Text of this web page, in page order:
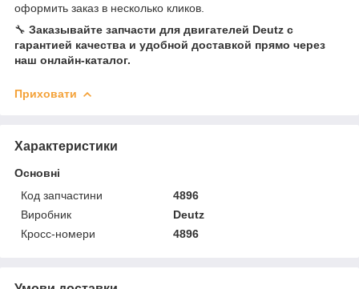
оформить заказ в несколько кликов.
🔧 Заказывайте запчасти для двигателей Deutz с
гарантией качества и удобной доставкой прямо через
наш онлайн-каталог.
Приховати
Характеристики
Основні
Код запчастини
4896
Виробник
Deutz
Кросс-номери
4896